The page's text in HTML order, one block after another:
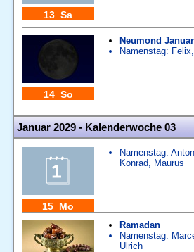
13 Sa
14 So
Neumond Januar
Namenstag: Felix
Januar 2029 - Kalenderwoche 03
15 Mo
Namenstag: Anton
Konrad
Maurus
Ramadan
Namenstag:
Ulrich